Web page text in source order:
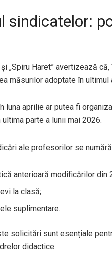
sindicatelor:
„Spiru Haret” avertizează
măsurilor adoptate în ultimul
luna aprilie ar putea fi
parte a lunii mai 2026.
ale profesorilor se
anterioară modificărilor din
la clasă;
suplimentare.
solicitări sunt esențiale
didactice.